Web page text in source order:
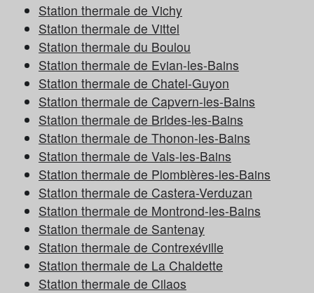
Station thermale de Vichy
Station thermale de Vittel
Station thermale du Boulou
Station thermale de Evian-les-Bains
Station thermale de Chatel-Guyon
Station thermale de Capvern-les-Bains
Station thermale de Brides-les-Bains
Station thermale de Thonon-les-Bains
Station thermale de Vals-les-Bains
Station thermale de Plombières-les-Bains
Station thermale de Castera-Verduzan
Station thermale de Montrond-les-Bains
Station thermale de Santenay
Station thermale de Contrexéville
Station thermale de La Chaldette
Station thermale de Cilaos